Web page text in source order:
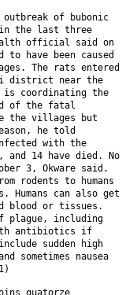
of bubonic
in the last three
official said on
to have been caused
The rats entered
district near the
is coordinating the
of the fatal
the villages but
he told
with the
and 14 have died. No
3, Okware said.
rodents to humans
can also get
blood or tissues.
including
antibiotics if
sudden high
sometimes nausea
quatorze